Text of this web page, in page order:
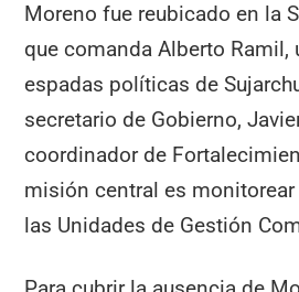
Moreno fue reubicado en la
que comanda Alberto Ramil,
espadas políticas de
secretario de Gobierno,
coordinador de
misión central es
las Unidades de Gestión